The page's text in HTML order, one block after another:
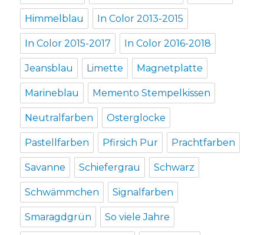
Himmelblau In Color 2013-2015
In Color 2015-2017 In Color 2016-2018
Jeansblau Limette Magnetplatte
Marineblau Memento Stempelkissen
Neutralfarben Osterglocke
Pastellfarben Pfirsich Pur Prachtfarben
Savanne Schiefergrau Schwarz
Schwämmchen Signalfarben
Smaragdgrün So viele Jahre